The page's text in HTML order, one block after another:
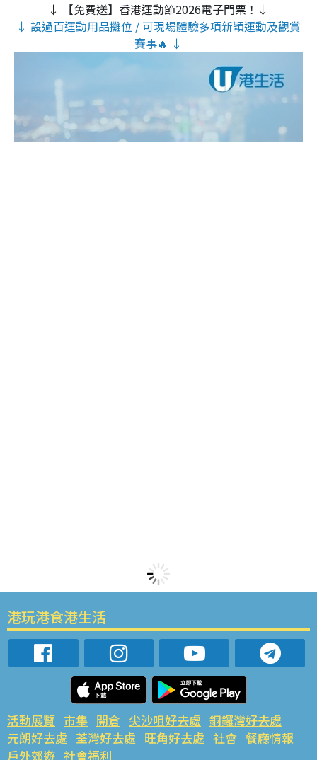
↓ 【免費送】香港運動節2026電子門票！↓
↓ 設過百運動用品攤位 / 可現場體驗多項新穎運動及觀賞
賽事🔥 ↓
港玩港食港生活
活動展覽 市集 開倉 尖沙咀好去處 銅鑼灣好去處
元朗好去處 荃灣好去處 旺角好去處 社會 餐廳情報
戶外郊遊 社會福利